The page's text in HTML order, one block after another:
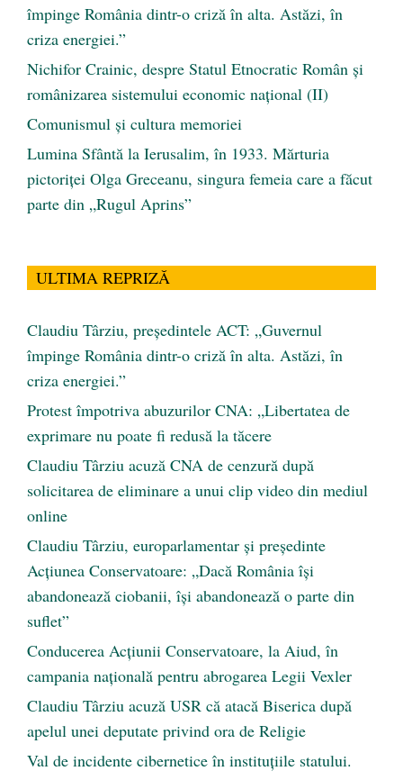
împinge România dintr-o criză în alta. Astăzi, în
criza energiei.”
Nichifor Crainic, despre Statul Etnocratic Român şi
românizarea sistemului economic naţional (II)
Comunismul şi cultura memoriei
Lumina Sfântă la Ierusalim, în 1933. Mărturia
pictoriței Olga Greceanu, singura femeia care a făcut
parte din „Rugul Aprins”
ULTIMA REPRIZĂ
Claudiu Târziu, președintele ACT: „Guvernul
împinge România dintr-o criză în alta. Astăzi, în
criza energiei.”
Protest împotriva abuzurilor CNA: „Libertatea de
exprimare nu poate fi redusă la tăcere
Claudiu Târziu acuză CNA de cenzură după
solicitarea de eliminare a unui clip video din mediul
online
Claudiu Târziu, europarlamentar și președinte
Acțiunea Conservatoare: „Dacă România își
abandonează ciobanii, își abandonează o parte din
suflet”
Conducerea Acțiunii Conservatoare, la Aiud, în
campania națională pentru abrogarea Legii Vexler
Claudiu Târziu acuză USR că atacă Biserica după
apelul unei deputate privind ora de Religie
Val de incidente cibernetice în instituțiile statului.